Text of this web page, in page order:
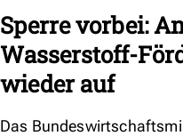
Sperre vorbei:
Wasserstoff-
wieder auf
Das